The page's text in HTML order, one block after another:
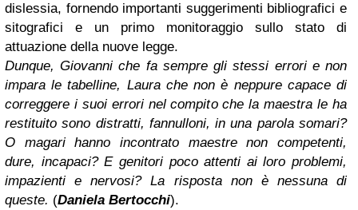
dislessia, fornendo importanti suggerimenti bibliografici e
sitografici e un primo monitoraggio sullo stato di
attuazione della nuove legge.
Dunque, Giovanni che fa sempre gli stessi errori e non
impara le tabelline, Laura che non è neppure capace di
correggere i suoi errori nel compito che la maestra le ha
restituito sono distratti, fannulloni, in una parola somari?
O magari hanno incontrato maestre non competenti,
dure, incapaci? E genitori poco attenti ai loro problemi,
impazienti e nervosi? La risposta non è nessuna di
queste. (Daniela Bertocchi).